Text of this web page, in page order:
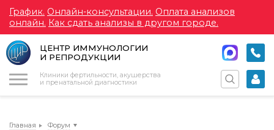
График. Онлайн-консультации. Оплата анализов
онлайн. Как сдать анализы в другом городе.
ЦЕНТР ИММУНОЛОГИИ
И РЕПРОДУКЦИИ
Клиники фертильности, акушерства
и пренатальной диагностики
Главная Форум